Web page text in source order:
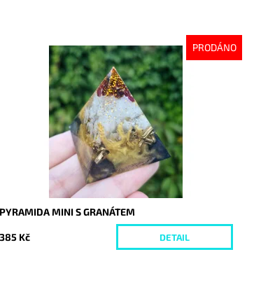
PRODÁNO
Dostupnost:
Vyprodáno
9919
PYRAMIDA MINI S GRANÁTEM
385 Kč DETAIL